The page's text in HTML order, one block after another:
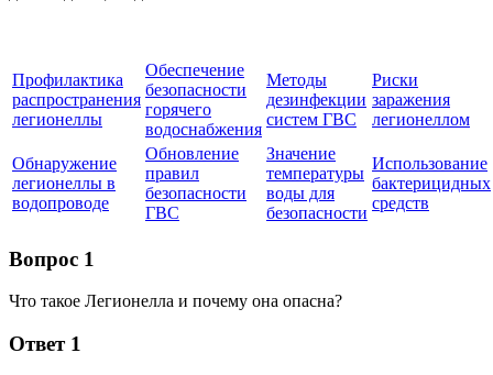
Профилактика
распространения
легионеллы
Обеспечение
безопасности
горячего
водоснабжения
Методы
дезинфекции
систем ГВС
Риски
заражения
легионеллом
Обнаружение
легионеллы в
водопроводе
Обновление
правил
безопасности
ГВС
Значение
температуры
воды для
безопасности
Использование
бактерицидных
средств
Вопрос 1
Что такое Легионелла и почему она опасна?
Ответ 1